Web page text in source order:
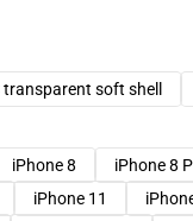
transparent soft shell
iPhone 8 iPhone 8
iPhone 11